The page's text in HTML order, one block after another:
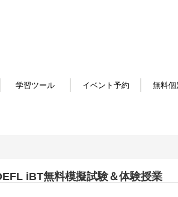
学習ツール イベント予約 無料個
iBT無料模擬試験＆体験授業